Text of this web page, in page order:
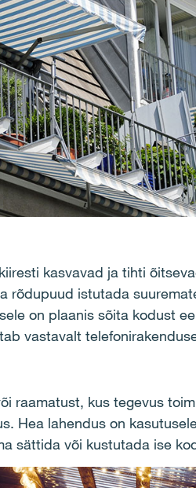
kasvavad ja tihti
rõdupuud istutada
on plaanis sõita kodust
vastavalt
raamatust, kus tegevus
Hea lahendus on
sättida või kustutada ise